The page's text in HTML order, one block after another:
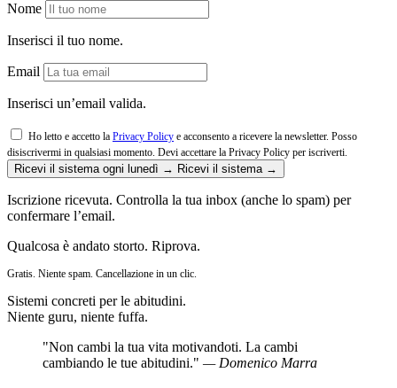
Nome
Inserisci il tuo nome.
Email
Inserisci un’email valida.
Ho letto e accetto la Privacy Policy e acconsento a ricevere la newsletter. Posso
disiscrivermi in qualsiasi momento. Devi accettare la Privacy Policy per iscriverti.
Ricevi il sistema ogni lunedì → Ricevi il sistema →
Iscrizione ricevuta. Controlla la tua inbox (anche lo spam) per
confermare l’email.
Qualcosa è andato storto. Riprova.
Gratis. Niente spam. Cancellazione in un clic.
Sistemi concreti per le abitudini.
Niente guru, niente fuffa.
"Non cambi la tua vita motivandoti. La cambi
cambiando le tue abitudini." — Domenico Marra